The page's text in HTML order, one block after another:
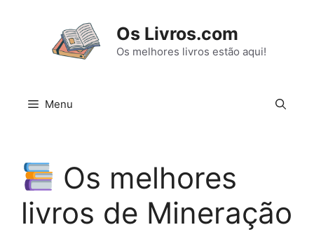
Os Livros.com
Os melhores livros estão aqui!
Menu
Os melhores
livros de Mineração